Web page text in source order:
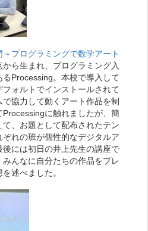
プログラミングで数学アート
から生まれ、プログラミング入
Processing。本校で導入して
ォルトでインストールされて
協力して動くアート作品を制
に触れましたが、簡
、お題として配布されたテン
れの班が個性的なデジタルア
には初日の井上先生の講座で
んなに自分たちの作品をプレ
述べました。